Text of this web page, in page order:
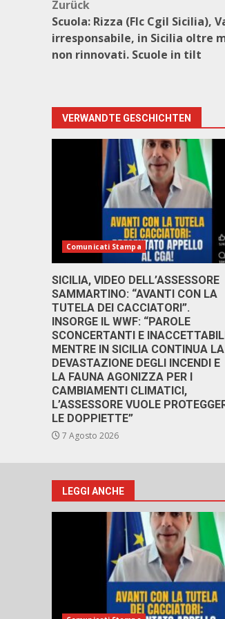
Beitragsnavigation
Zurück
Scuola: Rizza (Flc Cgil Sicilia),
irresponsabile, in Sicilia oltre
non rinnovati. Scuole in tilt
VERWANDTE GESCHICHTEN
Comunicati Stampa
SICILIA, VIDEO DELL’ASSESSORE
SAMMARTINO: “AVANTI CON LA
TUTELA DEI CACCIATORI”.
INSORGE IL WWF: “PAROLE
SCONCERTANTI E
MENTRE IN SICILIA CONTINUA LA
DEVASTAZIONE DEGLI INCENDI E
LA FAUNA AGONIZZA PER I
CAMBIAMENTI CLIMATICI,
L’ASSESSORE VUOLE
LE DOPPIETTE”
7 Agosto 2026
LEGGI ANCHE